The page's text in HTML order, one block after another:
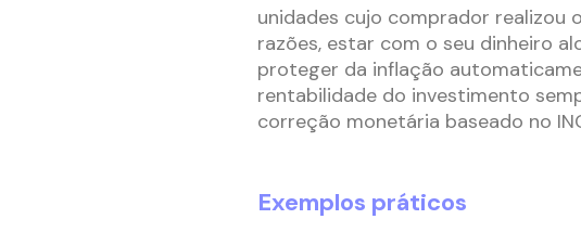
unidades cujo comprador realizou
razões, estar com o seu dinheiro
proteger da inflação
rentabilidade do investimento
correção monetária baseado no
Exemplos práticos